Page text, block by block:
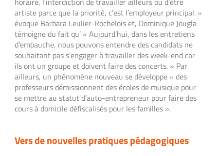
artiste parce que la priorité, c’est l’employeur principal. »
évoque Barbara Leulier-Rochelois et, Dominique Jougla
témoigne du fait qu’ « Aujourd’hui, dans les entretiens
d’embauche, nous pouvons entendre des candidats ne
souhaitant pas s’engager à travailler des week-end car
ils ont un groupe et doivent faire des concerts. » Par
ailleurs, un phénomène nouveau se développe « des
professeurs démissionnent des écoles de musique pour
se mettre au statut d’auto-entrepreneur pour faire des
cours à domicile défiscalisés pour les familles ».
Vers de nouvelles pratiques pédagogiques